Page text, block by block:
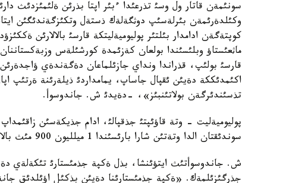
سونئمةن قاتار ول وسئ تذرعئدا ءبئر اپتا بذرئن ةلئمئزدئث
وكئلدةرئمةن بئرلةسئپ دوثگةلةك ذستةل وتكئزگةندئگئن
كوپتةگةن ادامدار بئلتئر پوليوميةليتكة قارسئ بالالارئن
ماثعئستاؤ وبلئسئندا بولعان كةزئمدة كورشئلةس وزبةكستاننان
قارسئ بولئپ، قذراندا ونداي جازئلماعان دةگةندةي
اكئمدئككة دةيئن ئقپال جاساپ، يمامداردئ ذيلةرئنة ةرتئپ
تذسئندئرگةن بولاتئنبئز»، -دةيدئ ش. جاندوسوأ.
پوليوميةليت - وتة قاؤئپتئ جذقپالئ، ادام جذيكةسئن
سوندئقتان الدا وتةتئن شارا بارئسئندا 1 ميلليون 900 مئث بالا ةگئلةدئ دةپ جوسپارلانؤدا ةكةن.
ش. جاندوسوأتئث ايتؤئنشا، بذل ةكپة جذمئستارئ تئكةلةي
جذرگئزئلمةك. «ةكپة جذمئستارئنا دةيئن بذكئل اؤئلدئق جانة